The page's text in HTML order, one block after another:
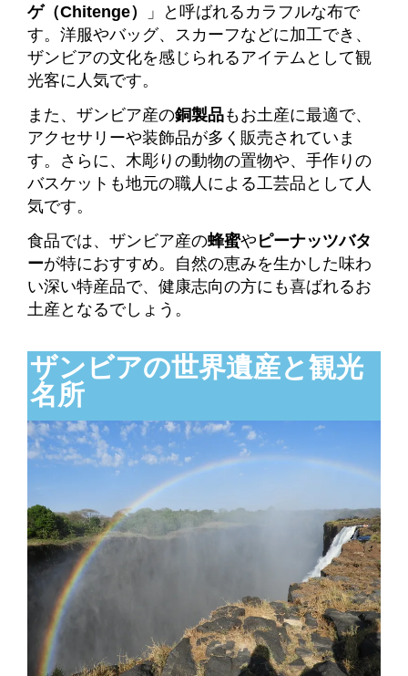
ゲ（Chitenge）
」と呼ばれるカラフルな布で
す。洋服やバッグ、スカーフなどに加工でき、
ザンビアの文化を感じられるアイテムとして観
光客に人気です。
また、ザンビア産の銅製品もお土産に最適で、
アクセサリーや装飾品が多く販売されていま
す。 さらに、木彫りの動物の置物や、手作りの
バスケットも地元の職人による工芸品として人
気です。
食品では、ザンビア産の蜂蜜や ピーナッツバタ
ーが特におすすめ。自然の恵みを生かした味わ
い深い特産品で、健康志向の方にも喜ばれるお
土産となるでしょう。
ザンビアの世界遺産と観光
名所